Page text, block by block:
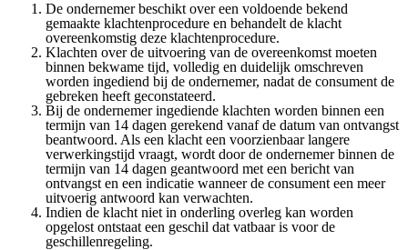
De ondernemer beschikt over een voldoende bekend
gemaakte klachtenprocedure en behandelt de klacht
overeenkomstig deze klachtenprocedure.
Klachten over de uitvoering van de overeenkomst moeten
binnen bekwame tijd, volledig en duidelijk omschreven
worden ingediend bij de ondernemer, nadat de consument de
gebreken heeft geconstateerd.
Bij de ondernemer ingediende klachten worden binnen een
termijn van 14 dagen gerekend vanaf de datum van ontvangst
beantwoord. Als een klacht een voorzienbaar langere
verwerkingstijd vraagt, wordt door de ondernemer binnen de
termijn van 14 dagen geantwoord met een bericht van
ontvangst en een indicatie wanneer de consument een meer
uitvoerig antwoord kan verwachten.
Indien de klacht niet in onderling overleg kan worden
opgelost ontstaat een geschil dat vatbaar is voor de
geschillenregeling.